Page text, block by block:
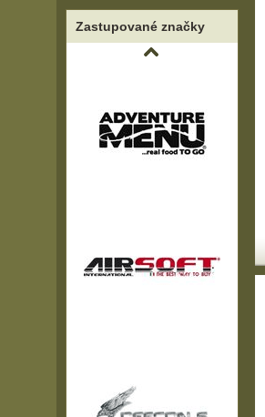
Zastupované značky